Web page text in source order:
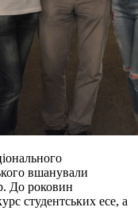
вшанували
До роковин
студентських есе, а